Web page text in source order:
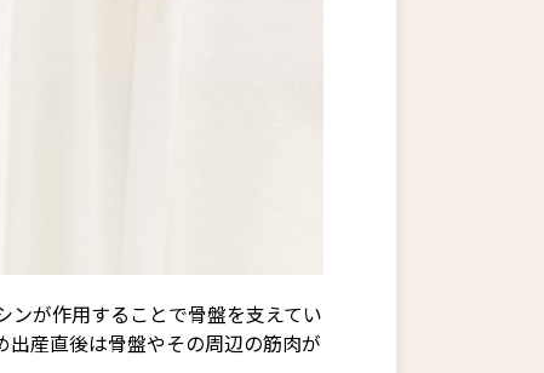
が作用することで骨盤を支えてい
産直後は骨盤やその周辺の筋肉が